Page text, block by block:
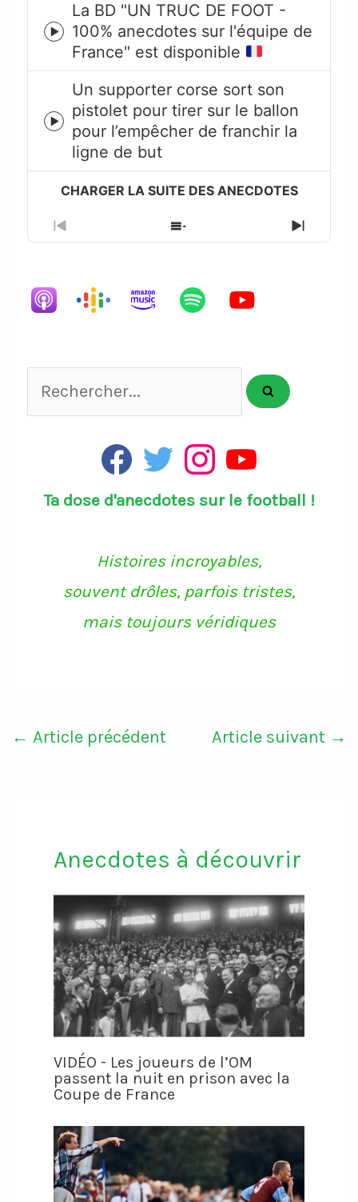
Episode
play
icon
La BD "UN TRUC DE FOOT -
100% anecdotes sur l'équipe de
France" est disponible
Episode
play
icon
Un supporter corse sort son
pistolet pour tirer sur le ballon
pour l’empêcher de franchir la
ligne de but
Previous
Episode
Show
Episodes
Next
Episode
Rechercher...
F
a
e
w
t
I
n
t
m
Y
T
Ta dose d'anecdotes sur le football !
Histoires incroyables,
souvent drôles, parfois tristes,
mais toujours véridiques
← Article précédent Article suivant →
Anecdotes à découvrir
VIDÉO - Les joueurs de l’OM
passent la nuit en prison avec la
Coupe de France